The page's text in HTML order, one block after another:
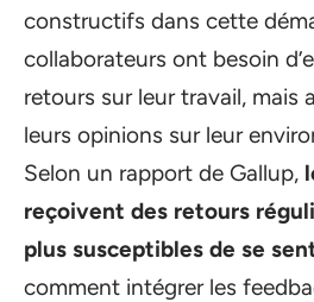
constructifs dans cette
collaborateurs ont besoin
retours sur leur travail, mais
leurs opinions sur leur
Selon un rapport de Gallup,
reçoivent des retours
plus susceptibles de se
comment intégrer les